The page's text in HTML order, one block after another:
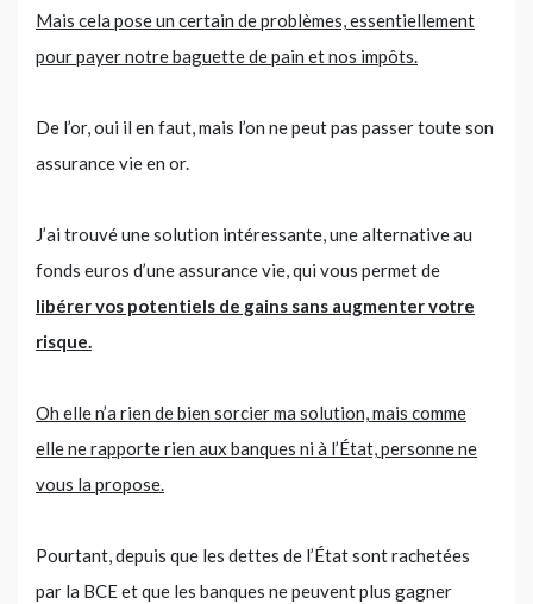
Mais cela pose un certain de problèmes, essentiellement
pour payer notre baguette de pain et nos impôts.
De l’or, oui il en faut, mais l’on ne peut pas passer toute son
assurance vie en or.
J’ai trouvé une solution intéressante, une alternative au
fonds euros d’une assurance vie, qui vous permet de
libérer vos potentiels de gains sans augmenter votre
risque.
Oh elle n’a rien de bien sorcier ma solution, mais comme
elle ne rapporte rien aux banques ni à l’État, personne ne
vous la propose.
Pourtant, depuis que les dettes de l’État sont rachetées
par la BCE et que les banques ne peuvent plus gagner